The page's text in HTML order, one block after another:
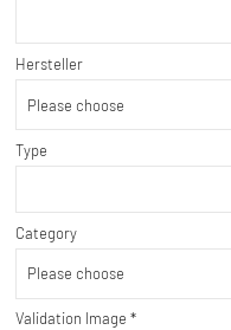
Hersteller
Type
Category
Validation Image *